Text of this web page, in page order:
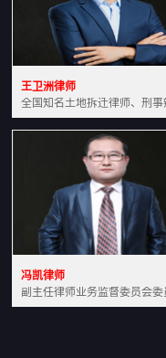
王卫洲律师
冯凯律师
副主任律师业务监督委员会委